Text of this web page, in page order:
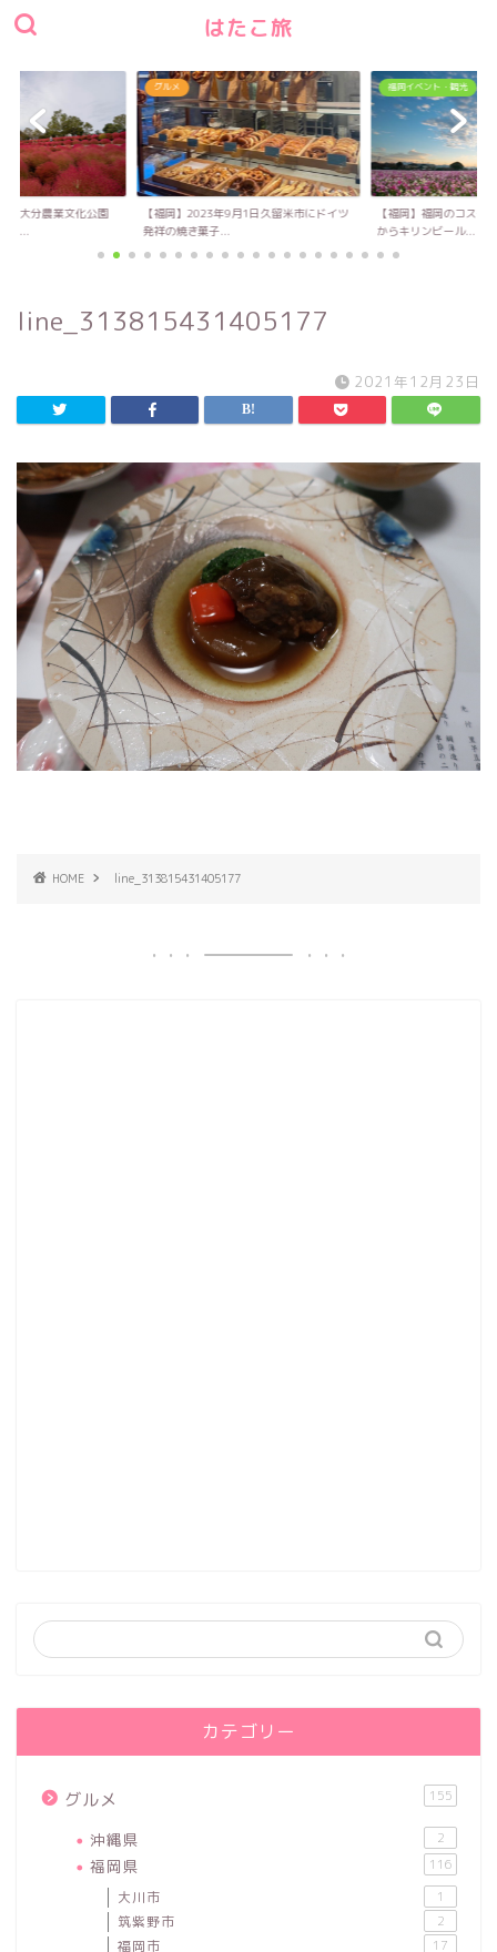
はたこ旅
！大分農業文化公園
キ...
グルメ
【福岡】2023年9月1日久留米市にドイツ
発祥の焼き菓子...
福岡イベント・観光
【福岡】福岡のコスモ
からキリンビール...
line_313815431405177
2021年12月23日
HOME line_313815431405177
カテゴリー
グルメ 155
沖縄県 2
福岡県 116
大川市 1
筑紫野市 2
福岡市 17